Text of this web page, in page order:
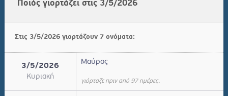
Ποιός γιορτάζει στις 3/5/2026
Στις 3/5/2026 γιορτάζουν 7 ονόματα:
3/5/2026
Κυριακή
Μαύρος
γιόρταζε πριν από 97 ημέρες.